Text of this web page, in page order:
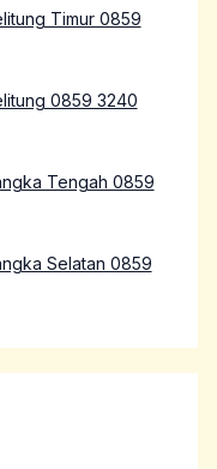
Timur 0859
0859 3240
Tengah 0859
Selatan 0859